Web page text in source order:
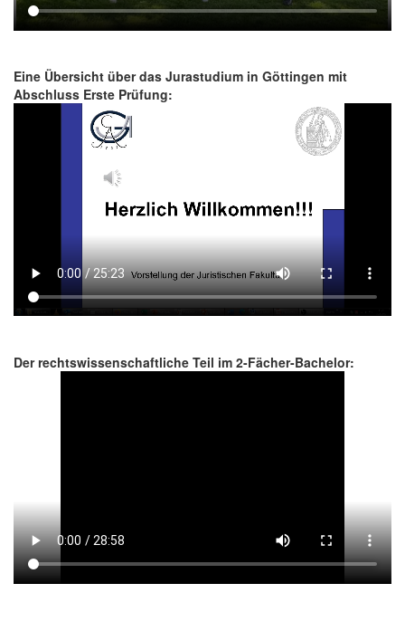
Eine Übersicht über das Jurastudium in Göttingen mit
Abschluss Erste Prüfung:
Der rechtswissenschaftliche Teil im 2-Fächer-Bachelor: